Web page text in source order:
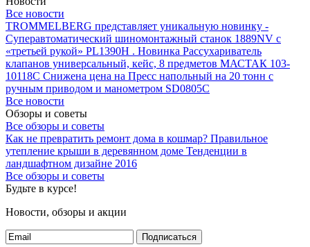
Все новости
TROMMELBERG представляет уникальную новинку -
Суперавтоматический шиномонтажный станок 1889NV с
«третьей рукой» PL1390H . Новинка Рассухариватель
клапанов универсальный, кейс, 8 предметов МАСТАК 103-
10118C Снижена цена на Пресс напольный на 20 тонн с
ручным приводом и манометром SD0805C
Все новости
Обзоры и советы
Все обзоры и советы
Как не превратить ремонт дома в кошмар? Правильное
утепление крыши в деревянном доме Тенденции в
ландшафтном дизайне 2016
Все обзоры и советы
Будьте в курсе!
Новости, обзоры и акции
Подписаться